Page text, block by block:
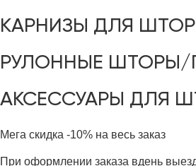
КАРНИЗЫ ДЛЯ ШТОР
РУЛОННЫЕ ШТОРЫ/
АКСЕССУАРЫ ДЛЯ
Мега скидка -10% на весь заказ
При оформлении заказа вдень